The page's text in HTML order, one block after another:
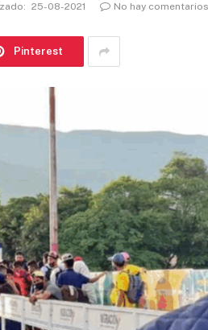
25-08-2021 No hay comentarios
Pinterest